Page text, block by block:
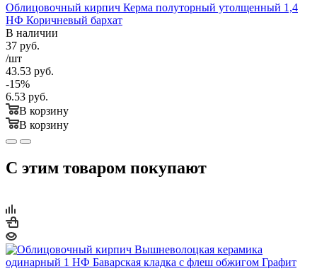
Облицовочный кирпич Керма полуторный утолщенный 1,4
НФ Коричневый бархат
В наличии
37 руб.
/шт
43.53 руб.
-15%
6.53 руб.
В корзину
В корзину
С этим товаром покупают